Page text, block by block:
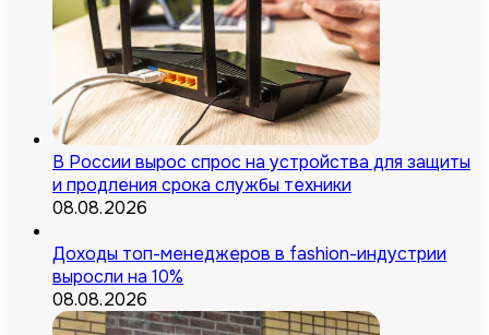
В России вырос спрос на устройства для защиты
и продления срока службы техники
08.08.2026
Доходы топ-менеджеров в fashion-индустрии
выросли на 10%
08.08.2026